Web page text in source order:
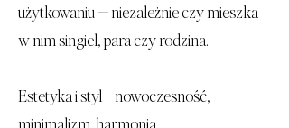
użytkowaniu — niezależnie czy mieszka
w nim singiel, para czy rodzina.
Estetyka i styl – nowoczesność,
minimalizm, harmonia